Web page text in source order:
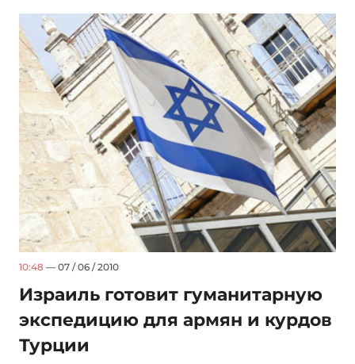
10:48 — 07 / 06 / 2010
Израиль готовит гуманитарную
экспедицию для армян и курдов
Турции